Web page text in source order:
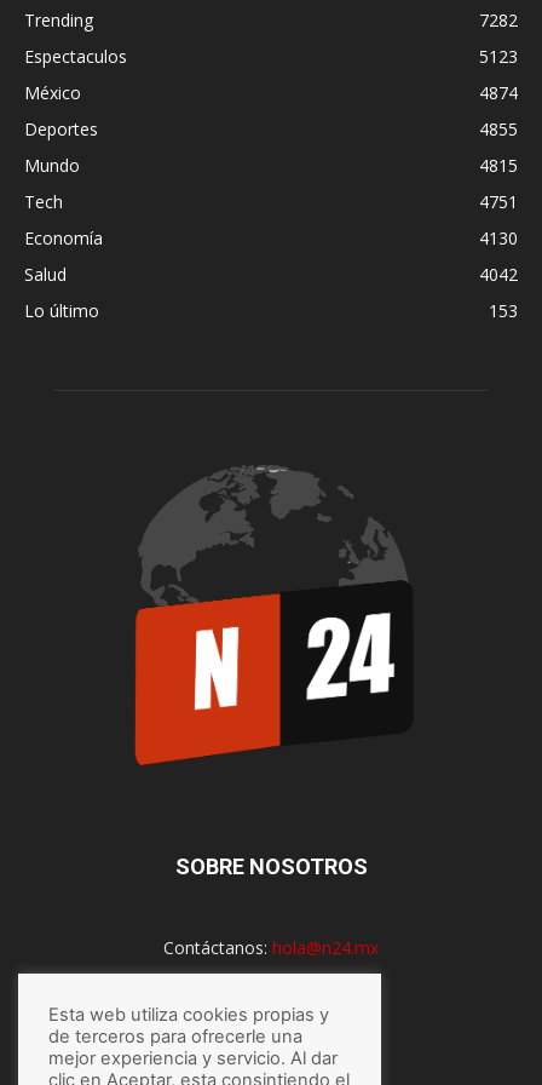
Trending
7282
Espectaculos
5123
México
4874
Deportes
4855
Mundo
4815
Tech
4751
Economía
4130
Salud
4042
Lo último
153
SOBRE NOSOTROS
Contáctanos: hola@n24.mx
SÍGUENOS
Esta web utiliza cookies propias y
de terceros para ofrecerle una
mejor experiencia y servicio. Al dar
clic en Aceptar, esta consintiendo el